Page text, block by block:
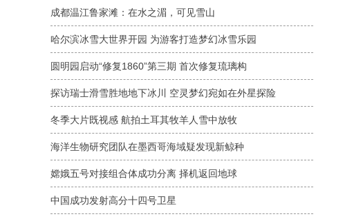
成都温江鲁家滩：在水之湄，可见雪山
哈尔滨冰雪大世界开园 为游客打造梦幻冰雪乐园
圆明园启动“修复1860”第三期 首次修复琉璃构
探访瑞士滑雪胜地地下冰川 空灵梦幻宛如在外星探险
冬季大片既视感 航拍土耳其牧羊人雪中放牧
海洋生物研究团队在墨西哥海域疑发现新鲸种
嫦娥五号对接组合体成功分离 择机返回地球
中国成功发射高分十四号卫星